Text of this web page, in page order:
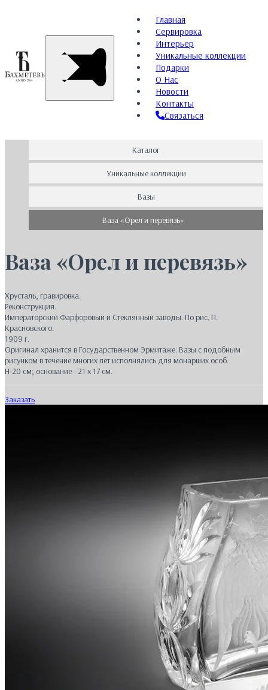
Главная
Сервировка
Интерьер
Уникальные коллекции
Подарки
О Нас
Новости
Контакты
Связаться
Каталог
Уникальные коллекции
Вазы
Ваза «Орел и перевязь»
Ваза «Орел и перевязь»
Хрусталь, гравировка.
Реконструкция.
Императорский Фарфоровый и Стеклянный заводы. По рис. П.
Красновского.
1909 г.
Оригинал хранится в Государственном Эрмитаже. Вазы с подобным
рисунком в течение многих лет исполнялись для монарших особ.
H-20 см; основание - 21 х 17 см.
Заказать